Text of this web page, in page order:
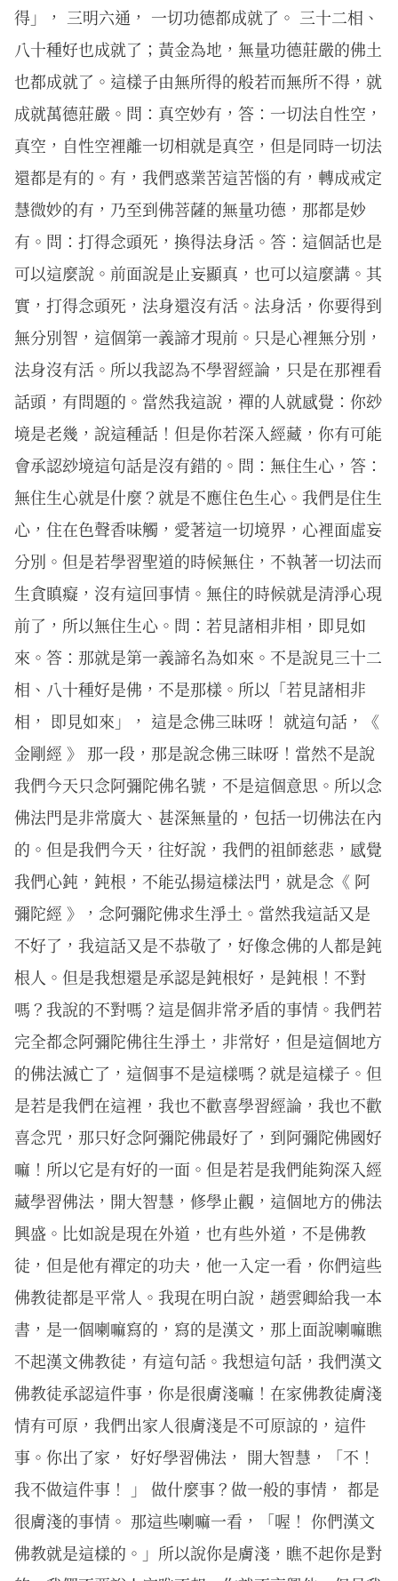
得」， 三明六通， 一切功德都成就了。 三十二相、
八十種好也成就了；黃金為地，無量功德莊嚴的佛土
也都成就了。這樣子由無所得的般若而無所不得，就
成就萬德莊嚴。問：真空妙有，答：一切法自性空，
真空，自性空裡離一切相就是真空，但是同時一切法
還都是有的。有，我們惑業苦這苦惱的有，轉成戒定
慧微妙的有，乃至到佛菩薩的無量功德，那都是妙
有。問：打得念頭死，換得法身活。答：這個話也是
可以這麼說。前面說是止妄顯真，也可以這麼講。其
實，打得念頭死，法身還沒有活。法身活，你要得到
無分別智，這個第一義諦才現前。只是心裡無分別，
法身沒有活。所以我認為不學習經論，只是在那裡看
話頭，有問題的。當然我這說，禪的人就感覺：你玅
境是老幾，說這種話！但是你若深入經藏，你有可能
會承認玅境這句話是沒有錯的。問：無住生心，答：
無住生心就是什麼？就是不應住色生心。我們是住生
心，住在色聲香味觸，愛著這一切境界，心裡面虛妄
分別。但是若學習聖道的時候無住，不執著一切法而
生貪瞋癡，沒有這回事情。無住的時候就是清淨心現
前了，所以無住生心。問：若見諸相非相，即見如
來。答：那就是第一義諦名為如來。不是說見三十二
相、八十種好是佛，不是那樣。所以「若見諸相非
相， 即見如來」， 這是念佛三昧呀！ 就這句話，《
金剛經 》 那一段，那是說念佛三昧呀！當然不是說
我們今天只念阿彌陀佛名號，不是這個意思。所以念
佛法門是非常廣大、甚深無量的，包括一切佛法在內
的。但是我們今天，往好說，我們的祖師慈悲，感覺
我們心鈍，鈍根，不能弘揚這樣法門，就是念《 阿
彌陀經 》，念阿彌陀佛求生淨土。當然我這話又是
不好了，我這話又是不恭敬了，好像念佛的人都是鈍
根人。但是我想還是承認是鈍根好，是鈍根！不對
嗎？我說的不對嗎？這是個非常矛盾的事情。我們若
完全都念阿彌陀佛往生淨土，非常好，但是這個地方
的佛法滅亡了，這個事不是這樣嗎？就是這樣子。但
是若是我們在這裡，我也不歡喜學習經論，我也不歡
喜念咒，那只好念阿彌陀佛最好了，到阿彌陀佛國好
嘛！所以它是有好的一面。但是若是我們能夠深入經
藏學習佛法，開大智慧，修學止觀，這個地方的佛法
興盛。比如說是現在外道，也有些外道，不是佛教
徒，但是他有禪定的功夫，他一入定一看，你們這些
佛教徒都是平常人。我現在明白說，趙雲卿給我一本
書，是一個喇嘛寫的，寫的是漢文，那上面說喇嘛瞧
不起漢文佛教徒，有這句話。我想這句話，我們漢文
佛教徒承認這件事，你是很膚淺嘛！在家佛教徒膚淺
情有可原，我們出家人很膚淺是不可原諒的，這件
事。你出了家， 好好學習佛法， 開大智慧，「不！
我不做這件事！ 」 做什麼事？做一般的事情， 都是
很膚淺的事情。 那這些喇嘛一看，「喔！ 你們漢文
佛教就是這樣的。」所以說你是膚淺，瞧不起你是對